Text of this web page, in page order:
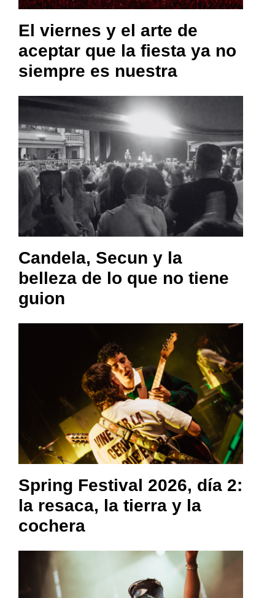
El viernes y el arte de
aceptar que la fiesta ya no
siempre es nuestra
Candela, Secun y la
belleza de lo que no tiene
guion
Spring Festival 2026, día 2:
la resaca, la tierra y la
cochera